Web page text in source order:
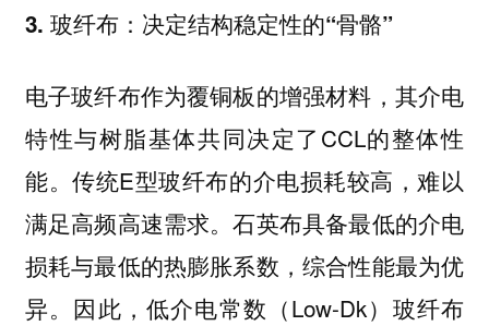
3. 玻纤布：决定结构稳定性的“骨骼”
电子玻纤布作为覆铜板的增强材料，其介电
特性与树脂基体共同决定了CCL的整体性
能。传统E型玻纤布的介电损耗较高，难以
满足高频高速需求。石英布具备最低的介电
损耗与最低的热膨胀系数，综合性能最为优
异。因此，低介电常数（Low-Dk）玻纤布